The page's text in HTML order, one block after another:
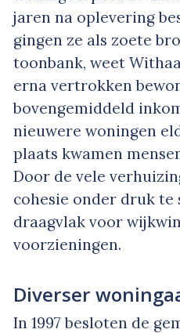
jaren na oplevering
gingen ze als zoete
toonbank, weet
erna vertrokken
bovengemiddeld
nieuwere woningen
plaats kwamen
Door de vele
cohesie onder druk te
draagvlak voor
voorzieningen.
Diverser
In 1997 besloten de